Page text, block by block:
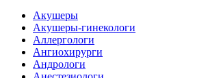
Акушеры
Акушеры-гинекологи
Аллергологи
Ангиохирурги
Андрологи